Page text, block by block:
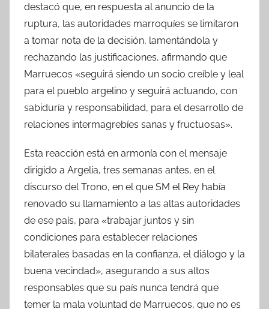
destacó que, en respuesta al anuncio de la
ruptura, las autoridades marroquíes se limitaron
a tomar nota de la decisión, lamentándola y
rechazando las justificaciones, afirmando que
Marruecos «seguirá siendo un socio creíble y leal
para el pueblo argelino y seguirá actuando, con
sabiduría y responsabilidad, para el desarrollo de
relaciones intermagrebíes sanas y fructuosas».
Esta reacción está en armonía con el mensaje
dirigido a Argelia, tres semanas antes, en el
discurso del Trono, en el que SM el Rey había
renovado su llamamiento a las altas autoridades
de ese país, para «trabajar juntos y sin
condiciones para establecer relaciones
bilaterales basadas en la confianza, el diálogo y la
buena vecindad», asegurando a sus altos
responsables que su país nunca tendrá que
temer la mala voluntad de Marruecos, que no es